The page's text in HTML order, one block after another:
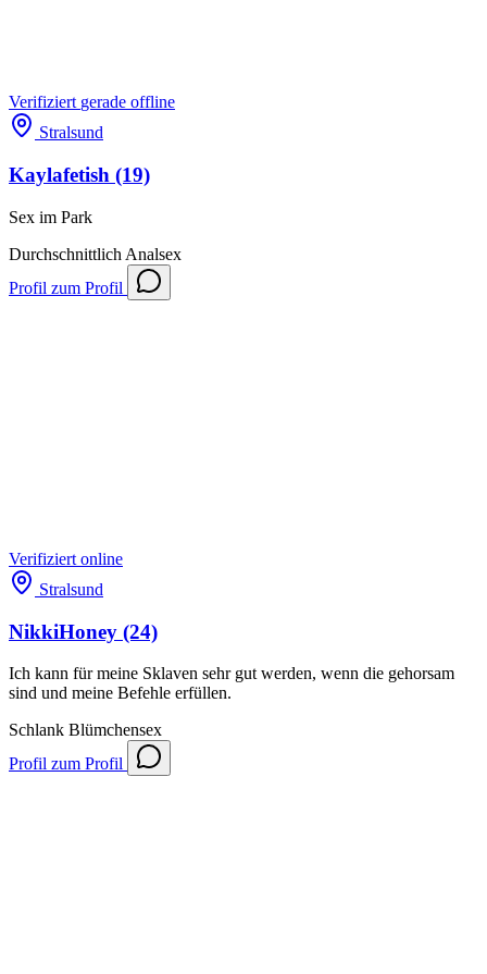
Verifiziert gerade offline
Stralsund
Kaylafetish (19)
Sex im Park
Durchschnittlich Analsex
Profil zum Profil
Verifiziert online
Stralsund
NikkiHoney (24)
Ich kann für meine Sklaven sehr gut werden, wenn die gehorsam
sind und meine Befehle erfüllen.
Schlank Blümchensex
Profil zum Profil